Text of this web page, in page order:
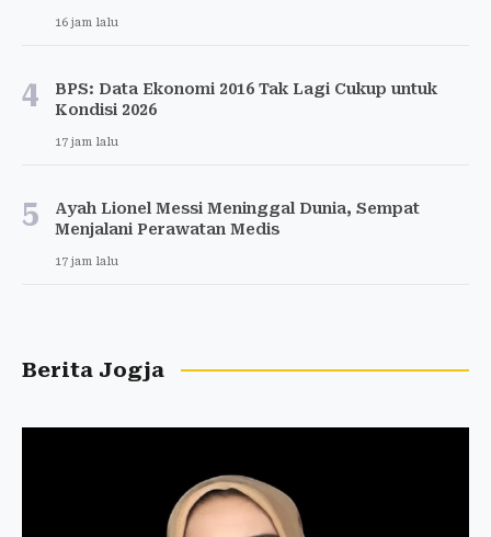
16 jam lalu
4
BPS: Data Ekonomi 2016 Tak Lagi Cukup untuk
Kondisi 2026
17 jam lalu
5
Ayah Lionel Messi Meninggal Dunia, Sempat
Menjalani Perawatan Medis
17 jam lalu
Berita Jogja